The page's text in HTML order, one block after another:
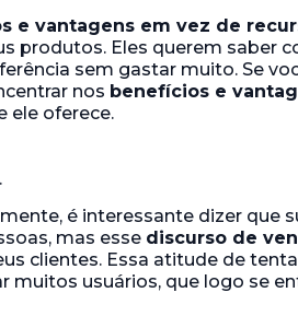
e vantagens em vez de
produtos. Eles querem saber
sem gastar muito. Se
nos benefícios e
ele oferece.
é interessante dizer que
mas esse discurso de
clientes. Essa atitude de
muitos usuários, que logo se